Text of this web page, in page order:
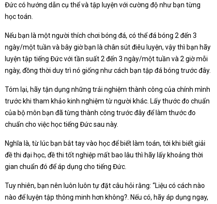
Đức có hướng dẫn cụ thể và tập luyện với cường độ như bạn từng
học toán.
Nếu bạn là một người thích chơi bóng đá, có thể đá bóng 2 đến 3
ngày/một tuần và bây giờ bạn là chân sút điêu luyện, vậy thì bạn hãy
luyện tập tiếng Đức với tần suất 2 đến 3 ngày/một tuần và 2 giờ mỗi
ngày, đồng thời duy trì nó giống như cách bạn tập đá bóng trước đây.
Tóm lại, hãy tận dụng những trải nghiệm thành công của chính mình
trước khi tham khảo kinh nghiệm từ người khác. Lấy thước đo chuẩn
của bộ môn bạn đã từng thành công trước đây để làm thước đo
chuẩn cho việc học tiếng Đức sau này.
Nghĩa là, từ lúc bạn bắt tay vào học để biết làm toán, tới khi biết giải
đề thi đại học, đề thi tốt nghiệp mất bao lâu thì hãy lấy khoảng thời
gian chuẩn đó để áp dụng cho tiếng Đức.
Tuy nhiên, bạn nên luôn luôn tự đặt câu hỏi rằng: “Liệu có cách nào
nào để luyện tập thông minh hơn không?. Nếu có, hãy áp dụng ngay,